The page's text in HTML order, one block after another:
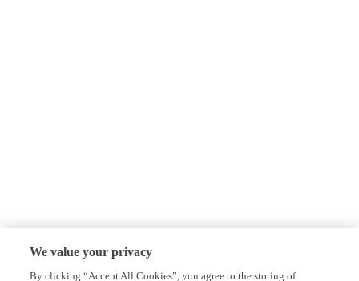
We value your privacy
By clicking “Accept All Cookies”, you agree to the storing of